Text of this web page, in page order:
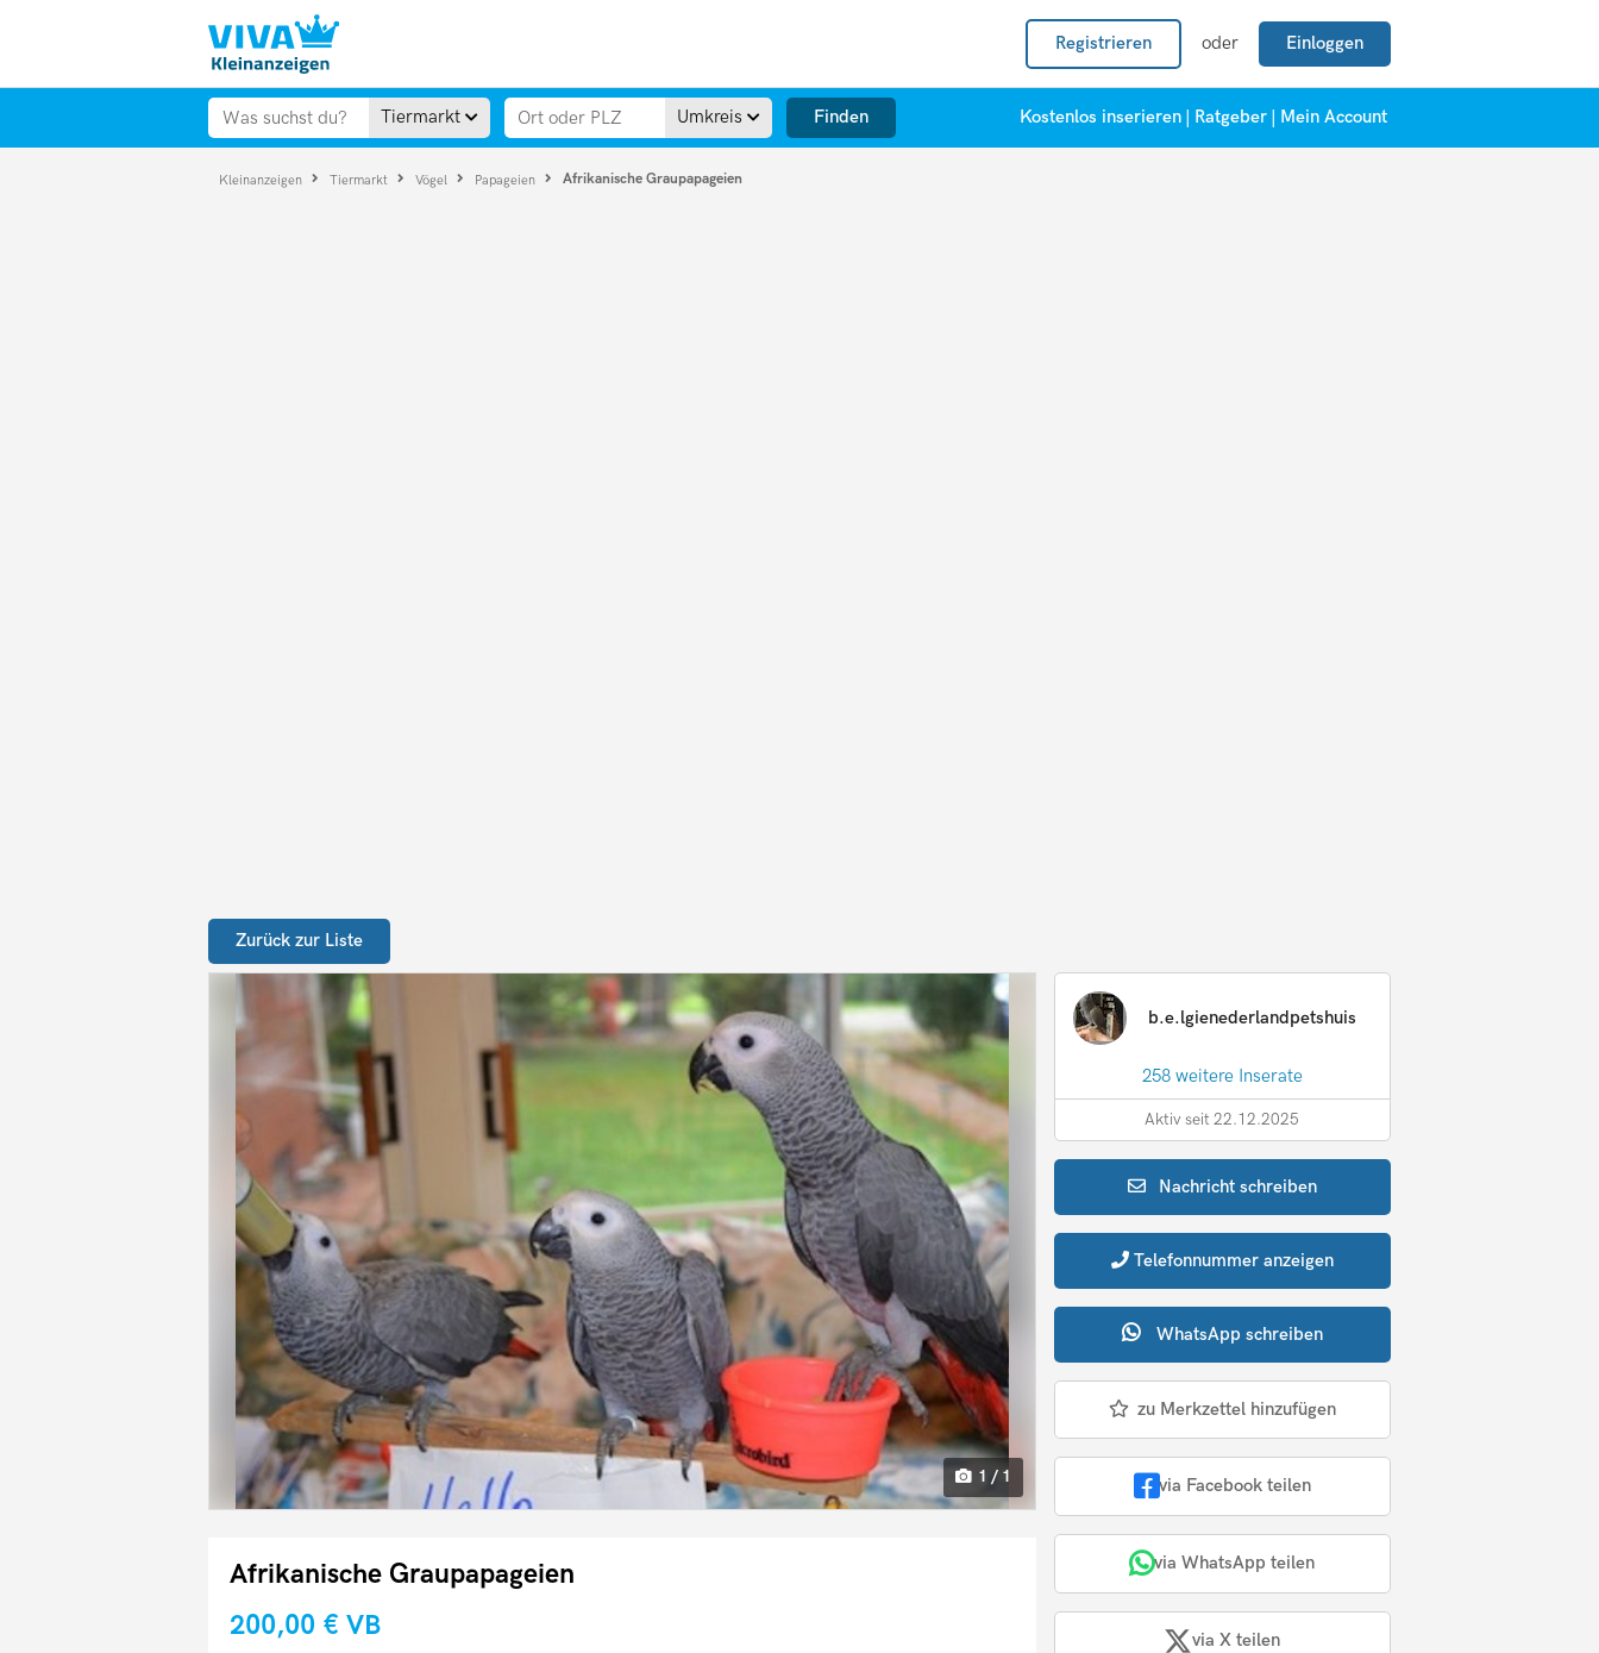
Registrieren oder Einloggen
Tiermarkt Umkreis Finden Kostenlos inserieren Ratgeber Mein Account
Kleinanzeigen Tiermarkt Vögel Papageien Afrikanische Graupapageien
Zurück zur Liste
1 / 1
Afrikanische Graupapageien
200,00 € VB
b.e.lgienederlandpetshuis
258 weitere Inserate
Aktiv seit 22.12.2025
Nachrichtschreiben
Telefonnummer anzeigen
WhatsApp schreiben
zu Merkzettel hinzufügen
via Facebook teilen
via WhatsApp teilen
via X teilen